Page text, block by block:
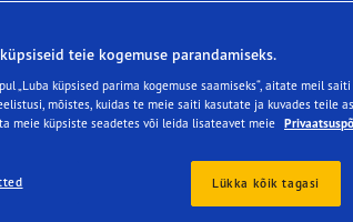
F1 Asymmetric 6
teie kogemuse parandamiseks.
„Luba küpsised parima kogemuse saamiseks“, aitate meil
mõistes, kuidas te meie saiti kasutate ja kuvades teile
meie küpsiste seadetes või leida lisateavet meie
Lükka kõik tagasi